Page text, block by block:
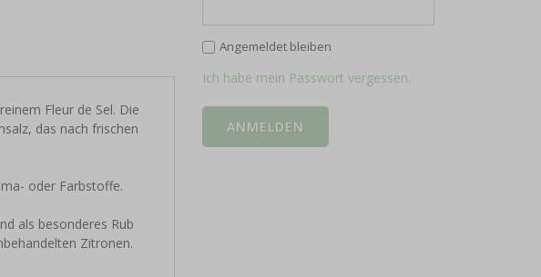
Fleur de Sel. Die
das nach frischen
oder Farbstoffe.
als besonderes Rub
Zitronen.
Angemeldet bleiben
Ich habe mein Passwort vergessen.